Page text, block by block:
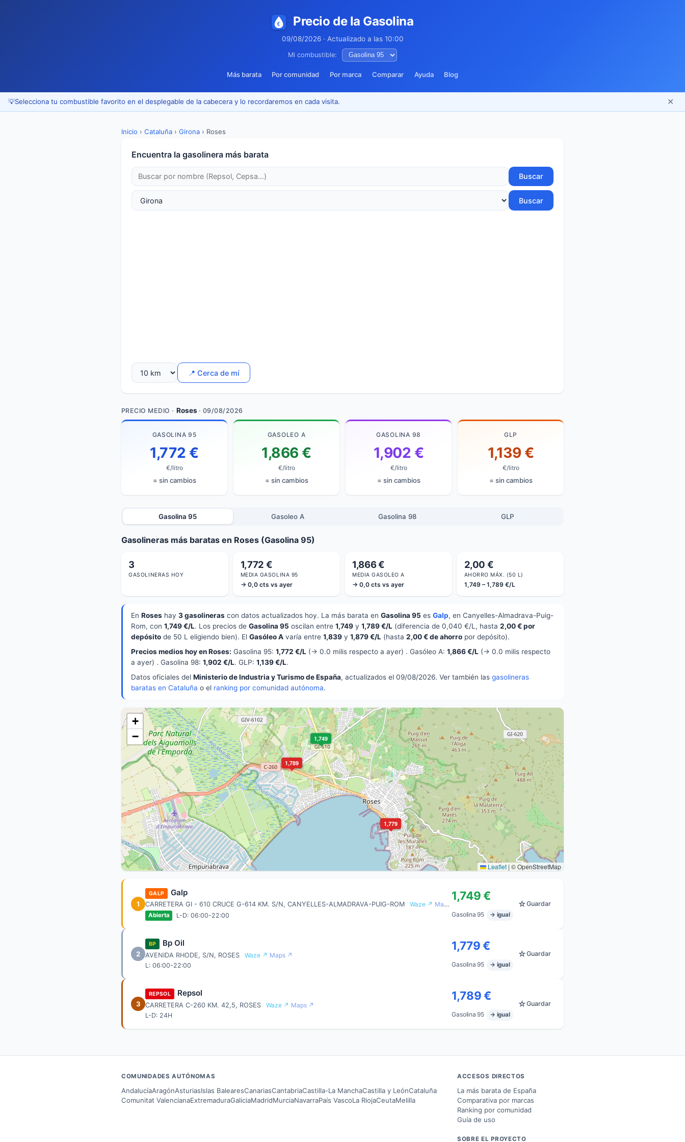
Precio de la Gasolina
09/08/2026 · Actualizado a las 10:00
Mi combustible:
Más barata Por comunidad Por marca Comparar Ayuda Blog
💡Selecciona tu combustible favorito en el desplegable de la cabecera y lo recordaremos en cada visita. ✕
Inicio › Cataluña › Girona › Roses
Encuentra la gasolinera más barata
Buscar
Buscar
📍 Cerca de mí
PRECIO MEDIO · Roses · 09/08/2026
GASOLINA 95
1,772 €
€/litro
= sin cambios
GASOLEO A
1,866 €
€/litro
= sin cambios
GASOLINA 98
1,902 €
€/litro
= sin cambios
GLP
1,139 €
€/litro
= sin cambios
Gasolina 95 Gasoleo A Gasolina 98 GLP
Gasolineras más baratas en Roses (Gasolina 95)
3
GASOLINERAS HOY
1,772 €
MEDIA GASOLINA 95
→ 0,0 cts vs ayer
1,866 €
MEDIA GASOLEO A
→ 0,0 cts vs ayer
2,00 €
AHORRO MÁX. (50 L)
1,749 – 1,789 €/L
En Roses hay 3 gasolineras con datos actualizados hoy. La más barata en Gasolina 95 es Galp, en Canyelles-Almadrava-Puig-
Rom, con 1,749 €/L. Los precios de Gasolina 95 oscilan entre 1,749 y 1,789 €/L (diferencia de 0,040 €/L, hasta 2,00 € por
depósito de 50 L eligiendo bien). El Gasóleo A varía entre 1,839 y 1,879 €/L (hasta 2,00 € de ahorro por depósito).
Precios medios hoy en Roses: Gasolina 95: 1,772 €/L (→ 0.0 milis respecto a ayer) . Gasóleo A: 1,866 €/L (→ 0.0 milis respecto
a ayer) . Gasolina 98: 1,902 €/L. GLP: 1,139 €/L.
Datos oficiales del Ministerio de Industria y Turismo de España, actualizados el 09/08/2026. Ver también las gasolineras
baratas en Cataluña o el ranking por comunidad autónoma.
1,749
1,779
1,789
+
−
Leaflet | © OpenStreetMap
1
GALP Galp
CARRETERA GI - 610 CRUCE G-614 KM. S/N, CANYELLES-ALMADRAVA-PUIG-ROM Waze ↗ Maps ↗
Abierta L-D: 06:00-22:00
1,749 €
Gasolina 95 → igual
☆Guardar
2
BP Bp Oil
AVENIDA RHODE, S/N, ROSES Waze ↗ Maps ↗
L: 06:00-22:00
1,779 €
Gasolina 95 → igual
☆Guardar
3
REPSOL Repsol
CARRETERA C-260 KM. 42,5, ROSES Waze ↗ Maps ↗
L-D: 24H
1,789 €
Gasolina 95 → igual
☆Guardar
COMUNIDADES AUTÓNOMAS
AndalucíaAragónAsturiasIslas BalearesCanariasCantabriaCastilla-La ManchaCastilla y LeónCataluña
Comunitat ValencianaExtremaduraGaliciaMadridMurciaNavarraPaís VascoLa RiojaCeutaMelilla
ACCESOS DIRECTOS
La más barata de España
Comparativa por marcas
Ranking por comunidad
Guía de uso
SOBRE EL PROYECTO